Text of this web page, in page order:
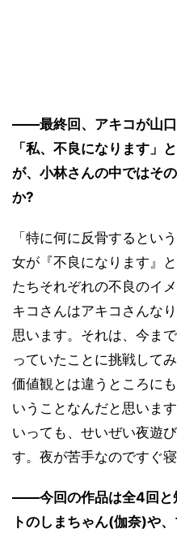
――最終回、アキコが山口
「私、不良になります」
が、小林さんの中ではそ
か?
「特に何に反骨するとい
女が『不良になります』
たちそれぞれの不良のイ
キコさんはアキコさんな
思います。それは、今ま
っていたことに挑戦して
価値観とは違うところに
いうことなんだと思いま
いっても、せいぜい夜遊
す。夜が苦手なのですぐ
――今回の作品は全4回と
トのしまちゃん(伽奈)や